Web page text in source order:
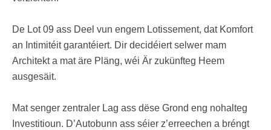
De Lot 09 ass Deel vun engem Lotissement, dat Komfort
an Intimitéit garantéiert. Dir decidéiert selwer mam
Architekt a mat äre Pläng, wéi Är zukünfteg Heem
ausgesäit.
Mat senger zentraler Lag ass dëse Grond eng nohalteg
Investitioun. D’Autobunn ass séier z’erreechen a bréngt